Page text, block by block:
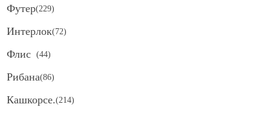
Футер(229)
Интерлок(72)
Флис (44)
Рибана(86)
Кашкорсе.(214)